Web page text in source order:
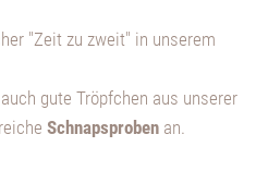
"Zeit zu zweit" in unserem
gute Tröpfchen aus unserer
Schnapsproben an.